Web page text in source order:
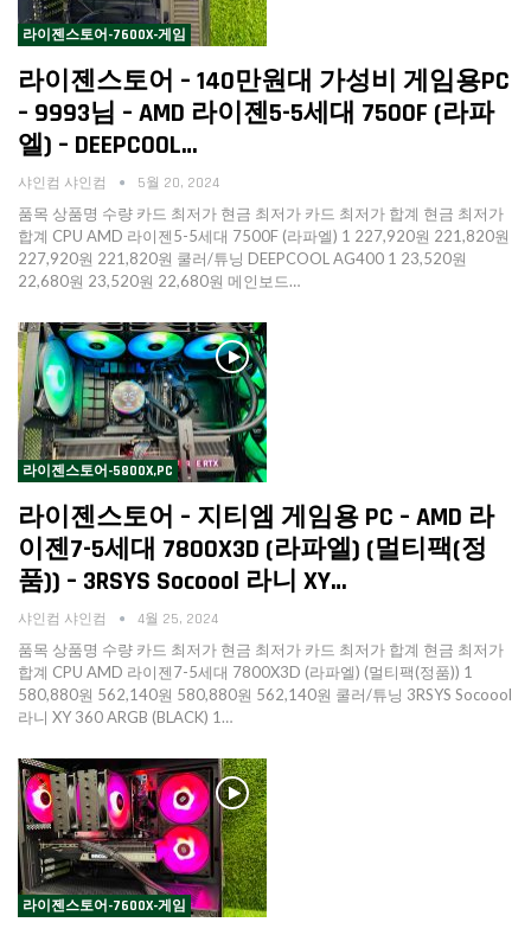
라이젠스토어-7600X-게임
라이젠스토어 – 140만원대 가성비 게임용PC
– 9993님 – AMD 라이젠5-5세대 7500F (라파
엘) – DEEPCOOL…
샤인컴 샤인컴 5월 20, 2024
품목 상품명 수량 카드 최저가 현금 최저가 카드 최저가 합계 현금 최저가
합계 CPU AMD 라이젠5-5세대 7500F (라파엘) 1 227,920원 221,820원
227,920원 221,820원 쿨러/튜닝 DEEPCOOL AG400 1 23,520원
22,680원 23,520원 22,680원 메인보드…
라이젠스토어-5800X,PC
라이젠스토어 – 지티엠 게임용 PC – AMD 라
이젠7-5세대 7800X3D (라파엘) (멀티팩(정
품)) – 3RSYS Socoool 라니 XY…
샤인컴 샤인컴 4월 25, 2024
품목 상품명 수량 카드 최저가 현금 최저가 카드 최저가 합계 현금 최저가
합계 CPU AMD 라이젠7-5세대 7800X3D (라파엘) (멀티팩(정품)) 1
580,880원 562,140원 580,880원 562,140원 쿨러/튜닝 3RSYS Socoool
라니 XY 360 ARGB (BLACK) 1…
라이젠스토어-7600X-게임